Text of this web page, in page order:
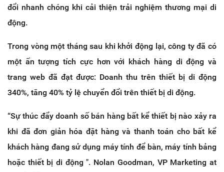
đổi nhanh chóng khi cải thiện trải nghiệm thương mại di
động.
Trong vòng một tháng sau khi khởi động lại, công ty đã có
một ấn tượng tích cực hơn với khách hàng di động và
trang web đã đạt được: Doanh thu trên thiết bị di động
340%, tăng 40% tỷ lệ chuyển đổi trên thiết bị di động.
“Sự thúc đẩy doanh số bán hàng bất kể thiết bị nào xảy ra
khi đã đơn giản hóa đặt hàng và thanh toán cho bất kể
khách hàng đang sử dụng máy tính để bàn, máy tính bảng
hoặc thiết bị di động ". Nolan Goodman, VP Marketing at